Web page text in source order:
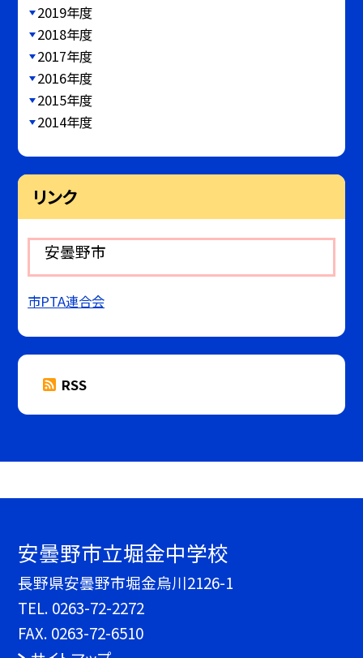
2019年度
2018年度
2017年度
2016年度
2015年度
2014年度
リンク
安曇野市
市PTA連合会
RSS
安曇野市立堀金中学校
長野県安曇野市堀金烏川2126-1
TEL. 0263-72-2272
FAX. 0263-72-6510